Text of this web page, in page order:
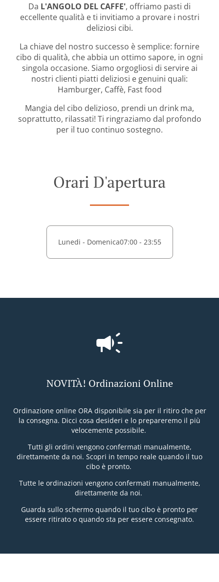
Da L'ANGOLO DEL CAFFE', offriamo pasti di
eccellente qualità e ti invitiamo a provare i nostri
deliziosi cibi.
La chiave del nostro successo è semplice: fornire
cibo di qualità, che abbia un ottimo sapore, in ogni
singola occasione. Siamo orgogliosi di servire ai
nostri clienti piatti deliziosi e genuini quali:
Hamburger, Caffè, Fast food
Mangia del cibo delizioso, prendi un drink ma,
soprattutto, rilassati! Ti ringraziamo dal profondo
per il tuo continuo sostegno.
Orari D'apertura
Lunedi - Domenica07:00 - 23:55
NOVITÀ! Ordinazioni Online
Ordinazione online ORA disponibile sia per il ritiro che per
la consegna. Dicci cosa desideri e lo prepareremo il più
velocemente possibile.
Tutti gli ordini vengono confermati manualmente,
direttamente da noi. Scopri in tempo reale quando il tuo
cibo è pronto.
Tutte le ordinazioni vengono confermati manualmente,
direttamente da noi.
Guarda sullo schermo quando il tuo cibo è pronto per
essere ritirato o quando sta per essere consegnato.